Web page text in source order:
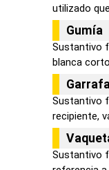
utilizado
Gumía
Sustantivo
blanca
Garrafa
Sustantivo
recipiente,
Sustantivo